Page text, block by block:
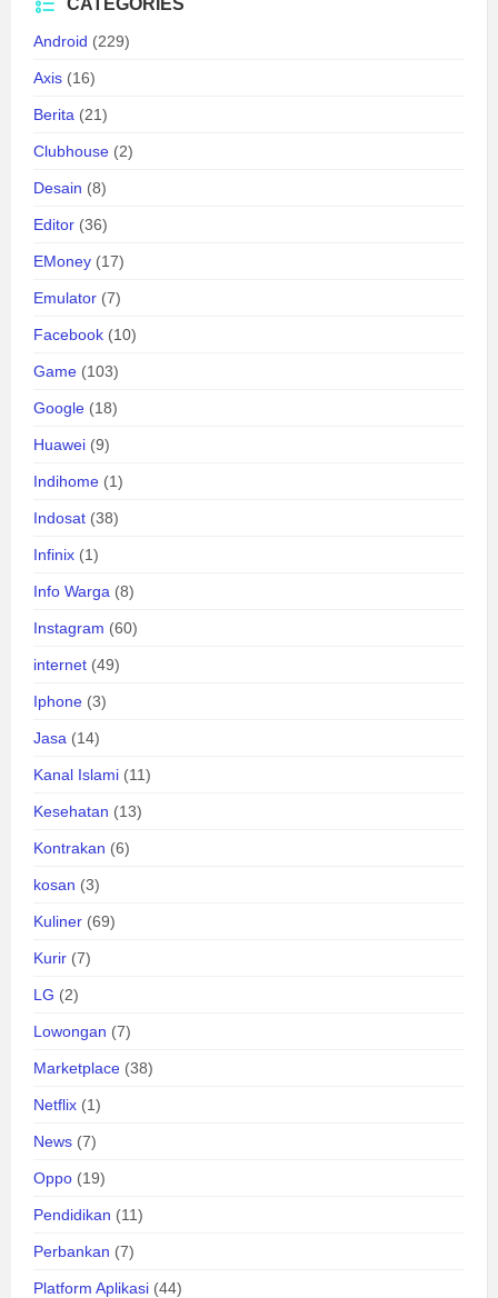
CATEGORIES
Android (229)
Axis (16)
Berita (21)
Clubhouse (2)
Desain (8)
Editor (36)
EMoney (17)
Emulator (7)
Facebook (10)
Game (103)
Google (18)
Huawei (9)
Indihome (1)
Indosat (38)
Infinix (1)
Info Warga (8)
Instagram (60)
internet (49)
Iphone (3)
Jasa (14)
Kanal Islami (11)
Kesehatan (13)
Kontrakan (6)
kosan (3)
Kuliner (69)
Kurir (7)
LG (2)
Lowongan (7)
Marketplace (38)
Netflix (1)
News (7)
Oppo (19)
Pendidikan (11)
Perbankan (7)
Platform Aplikasi (44)